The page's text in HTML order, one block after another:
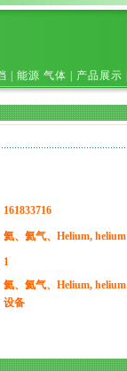
能源 气体 产品展示
161833716
氦、氦气、Helium, helium
1
氦、氦气、Helium, helium
设备